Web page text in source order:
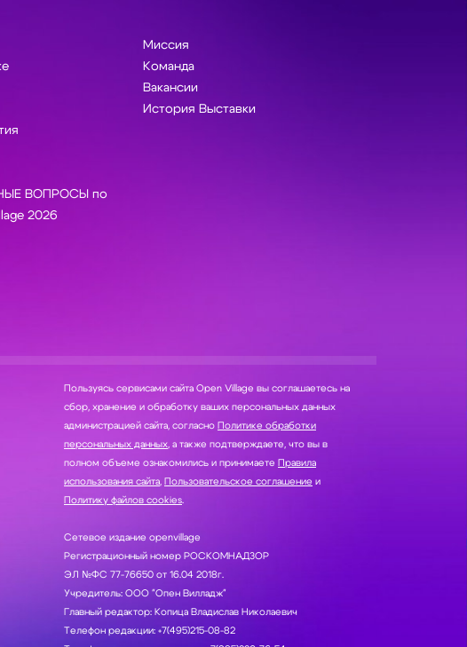
ВОПРОСЫ по
2026
Миссия
Команда
Вакансии
История Выставки
Пользуясь сервисами сайта Open Village вы соглашаетесь на
сбор, хранение и обработку ваших персональных данных
администрацией сайта, согласно Политике обработки
персональных данных, а также подтверждаете, что вы в
полном объеме ознакомились и принимаете Правила
использования сайта, Пользовательское соглашение и
Политику файлов cookies.
Сетевое издание openvillage
Регистрационный номер РОСКОМНАДЗОР
ЭЛ №ФС 77-76650 от 16.04 2018г.
Учредитель: ООО "Опен Вилладж"
Главный редактор: Копица Владислав Николаевич
Телефон редакции: +7(495)215-08-82